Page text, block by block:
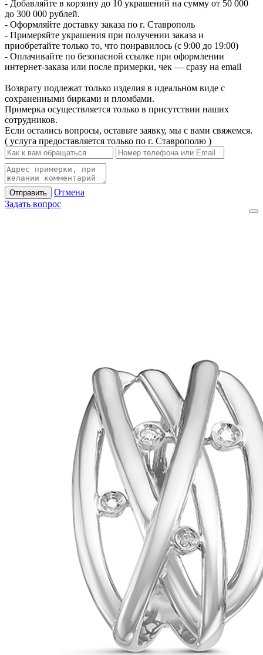
- Добавляйте в корзину до 10 украшений на сумму от 50 000
до 300 000 рублей.
- Оформляйте доставку заказа по г. Ставрополь
- Примеряйте украшения при получении заказа и
приобретайте только то, что понравилось (с 9:00 до 19:00)
- Оплачивайте по безопасной ссылке при оформлении
интернет-заказа или после примерки, чек — сразу на email
Возврату подлежат только изделия в идеальном виде с
сохраненными бирками и пломбами.
Примерка осуществляется только в присутствии наших
сотрудников.
Если остались вопросы, оставьте заявку, мы с вами свяжемся.
( услуга предоставляется только по г. Ставрополю )
Отправить
Отмена
Задать вопрос